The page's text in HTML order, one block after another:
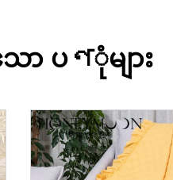
ပণုံများ